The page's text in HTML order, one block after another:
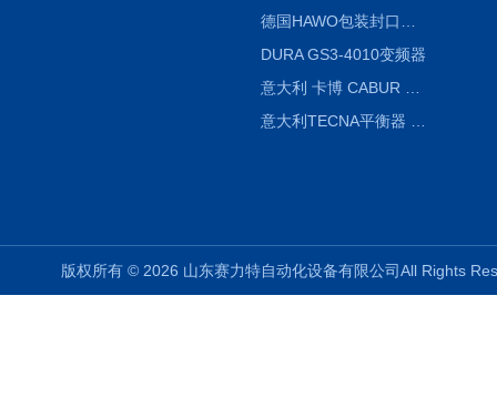
DURA GS3-4010变频器
版权所有 © 2026 山东赛力特自动化设备有限公司All Rights